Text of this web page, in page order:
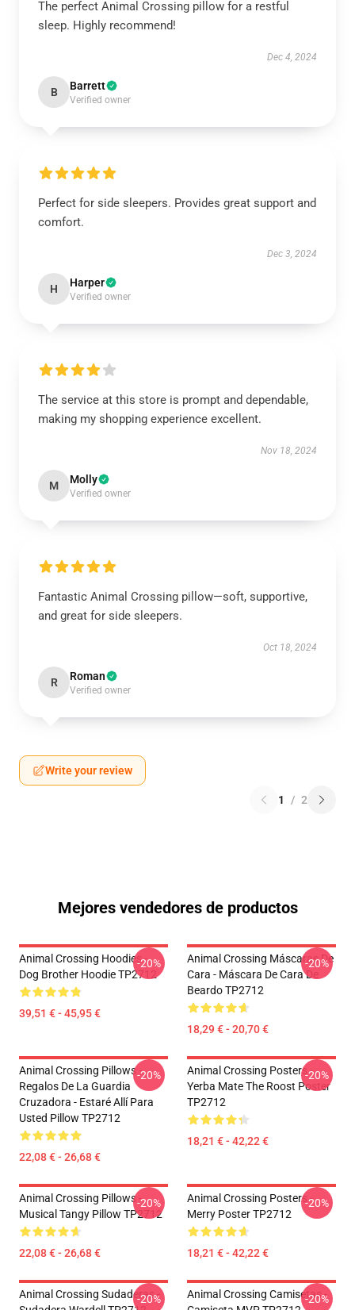
The perfect Animal Crossing pillow for a restful
sleep. Highly recommend!
Dec 4, 2024
B Barrett
Verified owner
Perfect for side sleepers. Provides great support and
comfort.
Dec 3, 2024
H Harper
Verified owner
The service at this store is prompt and dependable,
making my shopping experience excellent.
Nov 18, 2024
M Molly
Verified owner
Fantastic Animal Crossing pillow—soft, supportive,
and great for side sleepers.
Oct 18, 2024
R Roman
Verified owner
Write your review
1 / 2
Mejores vendedores de productos
Animal Crossing Hoodies -
Dog Brother Hoodie TP2712
39,51 € - 45,95 €
-20%
Animal Crossing Máscaras De
Cara - Máscara De Cara De
Beardo TP2712
18,29 € - 20,70 €
-20%
Animal Crossing Pillows -
Regalos De La Guardia
Cruzadora - Estaré Allí Para
Usted Pillow TP2712
22,08 € - 26,68 €
-20%
Animal Crossing Posters -
Yerba Mate The Roost Poster
TP2712
18,21 € - 42,22 €
-20%
Animal Crossing Pillows -
Musical Tangy Pillow TP2712
22,08 € - 26,68 €
-20%
Animal Crossing Posters -
Merry Poster TP2712
18,21 € - 42,22 €
-20%
Animal Crossing Sudaderas -
-20%
Animal Crossing Camisetas -
-20%